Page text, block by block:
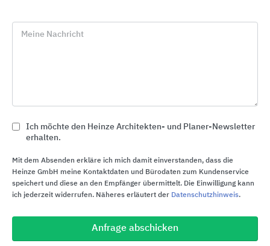
Abdichtungen von Bauwerksfugen
Meine Nachricht
Ich möchte den Heinze Architekten- und Planer-Newsletter
erhalten.
Mit dem Absenden erkläre ich mich damit einverstanden, dass die
Heinze GmbH meine Kontaktdaten und Bürodaten zum Kundenservice
speichert und diese an den Empfänger übermittelt. Die Einwilligung kann
ich jederzeit widerrufen. Näheres erläutert der Datenschutzhinweis.
Anfrage abschicken